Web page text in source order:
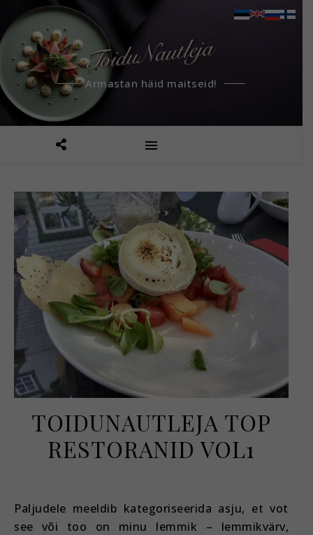
Armastan häid maitseid!
TOIDUNAUTLEJA TOP
RESTORANID VOL1
Paljudele meeldib kategoriseerida asju, et vot
see või too on minu lemmik – lemmikvärv,